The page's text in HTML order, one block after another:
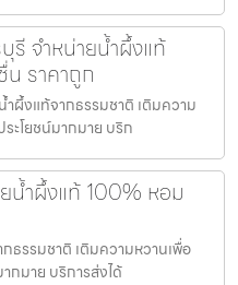
รี จำหน่ายน้ำผึ้งแท้
ราคาถูก
ผึ้งแท้จากธรรมชาติ เติมความ
ะโยชน์มากมาย บริก
น้ำผึ้งแท้ 100% หอม
ธรรมชาติ เติมความหวานเพื่อ
กมาย บริการส่งได้